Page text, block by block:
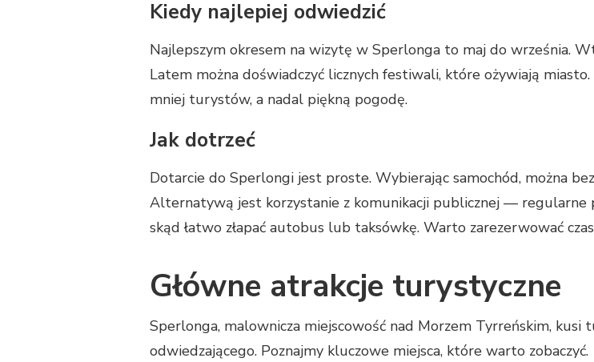
Kiedy najlepiej odwiedzić
Najlepszym okresem na wizytę w Sperlonga to maj do września.
Latem można doświadczyć licznych festiwali, które ożywiają
mniej turystów, a nadal piękną pogodę.
Jak dotrzeć
Dotarcie do Sperlongi jest proste. Wybierając samochód, można
Alternatywą jest korzystanie z komunikacji publicznej — regularne
skąd łatwo złapać autobus lub taksówkę. Warto zarezerwować
Główne atrakcje turystyczne
Sperlonga, malownicza miejscowość nad Morzem Tyrreńskim,
odwiedzającego. Poznajmy kluczowe miejsca, które warto zobaczyć.